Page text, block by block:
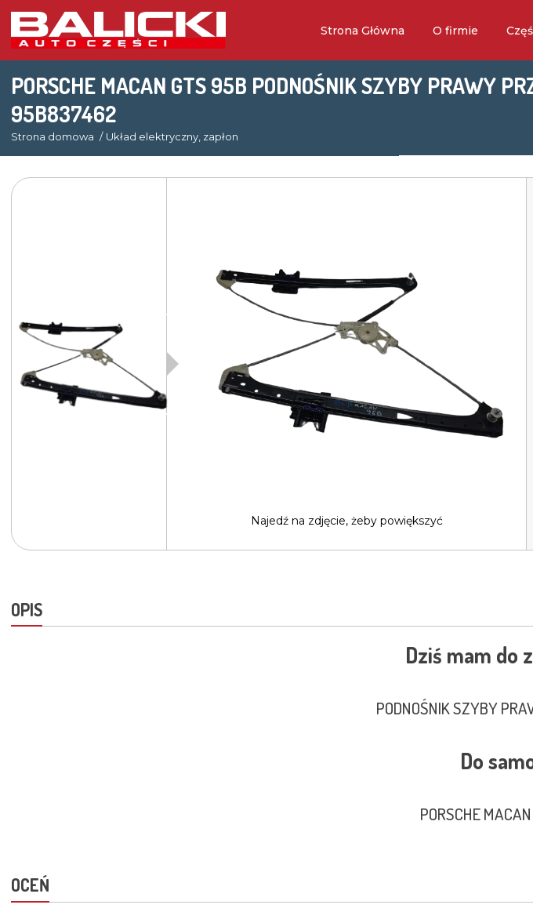
Strona Główna O firmie
PORSCHE MACAN GTS 95B PODNOŚNIK SZYBY PRAWY
95B837462
Strona domowa Układ elektryczny, zapłon
Najedź na zdjęcie, żeby powiększyć
OPIS
Dziś mam do
PODNOŚNIK SZYBY
Do
PORSCHE
OCEŃ